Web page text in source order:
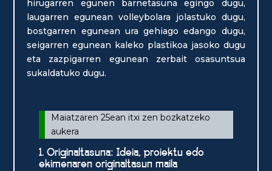
hirugarren egunen barnetasuna egingo dugu,
laugarren egunean volleybolara jolastuko dugu,
bostgarren egunean ura gehiago edango dugu,
seigarren egunean kaleko plastikoa jasoko dugu
eta zazpigarren egunean zerbait osasuntsua
sukaldatuko dugu.
Maiatzaren 25ean itxi zen bozkatzeko
aukera
1. Originaltasuna: Ideia, proiektu edo
ekimenaren originaltasun maila